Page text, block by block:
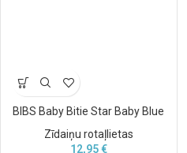
BIBS Baby Bitie Star Baby Blue
Zīdaiņu rotaļlietas
12,95€